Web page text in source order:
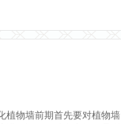
物墙前期首先要对植物墙